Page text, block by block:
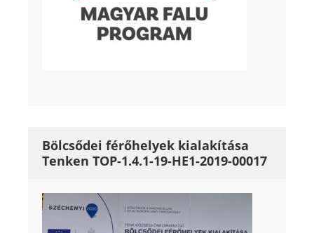
Bölcsődei férőhelyek kialakítása
Tenken TOP-1.4.1-19-HE1-2019-00017